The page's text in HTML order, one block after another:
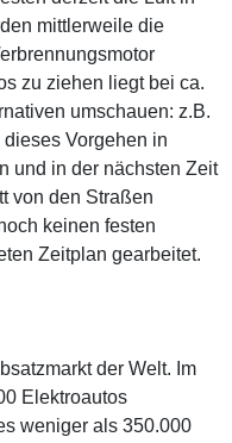
mittlerweile die
zu ziehen liegt bei ca.
umschauen: z.B.
Vorgehen in
und in der nächsten Zeit
von den Straßen
keinen festen
Zeitplan gearbeitet.
der Welt. Im
Elektroautos
weniger als 350.000